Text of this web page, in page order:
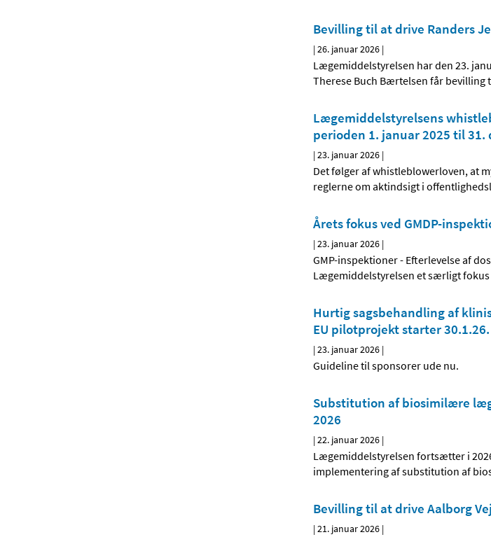
Bevilling til at drive Randers
|26. januar 2026 |
Lægemiddelstyrelsen har den 23.
Therese Buch Bærtelsen får bevilling
Lægemiddelstyrelsens
perioden 1. januar 2025 til 31.
|23. januar 2026 |
Det følger af whistleblowerloven, at
reglerne om aktindsigt i
Årets fokus ved GMDP-
|23. januar 2026 |
GMP-inspektioner - Efterlevelse af
Lægemiddelstyrelsen et særligt fokus
Hurtig sagsbehandling af
EU pilotprojekt starter 30.1.26.
|23. januar 2026 |
Guideline til sponsorer ude nu.
Substitution af biosimilære
2026
|22. januar 2026 |
Lægemiddelstyrelsen fortsætter i
implementering af substitution af
Bevilling til at drive Aalborg
|21. januar 2026 |